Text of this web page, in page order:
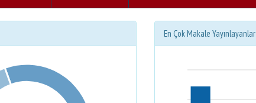
En Çok Makale Yayınlayanlar